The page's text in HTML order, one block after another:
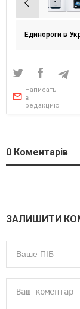
Навигация
по
записям
Единороги в
Написать
в
редакцию
0 Коментарів
ЗАЛИШИТИ